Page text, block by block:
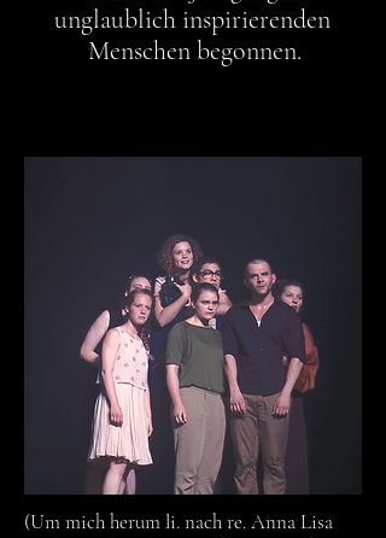
unglaublich inspirierenden
Menschenbegonnen.
(Um mich herum li.nachre. Anna Lisa